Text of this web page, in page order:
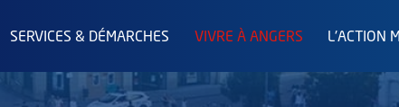
SERVICES & DÉMARCHES VIVRE À ANGERS L'ACTION